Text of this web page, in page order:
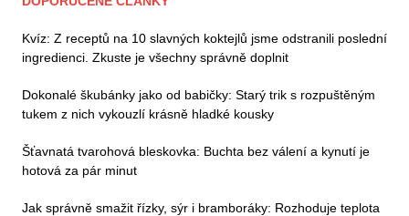
Kvíz: Z receptů na 10 slavných koktejlů jsme odstranili poslední
ingredienci. Zkuste je všechny správně doplnit
Dokonalé škubánky jako od babičky: Starý trik s rozpuštěným
tukem z nich vykouzlí krásně hladké kousky
Šťavnatá tvarohová bleskovka: Buchta bez válení a kynutí je
hotová za pár minut
Jak správně smažit řízky, sýr i bramboráky: Rozhoduje teplota